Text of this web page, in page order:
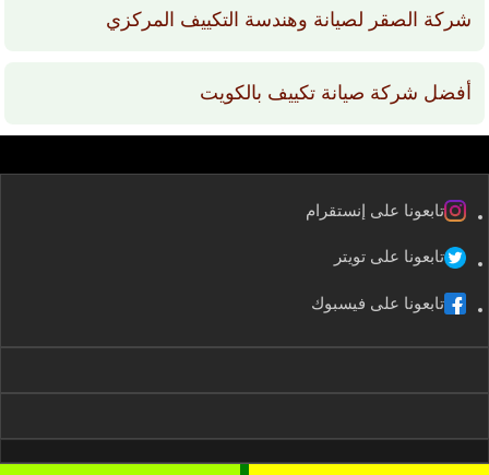
شركة الصقر لصيانة وهندسة التكييف المركزي
أفضل شركة صيانة تكييف بالكويت
تابعونا على إنستقرام
تابعونا على تويتر
تابعونا على فيسبوك